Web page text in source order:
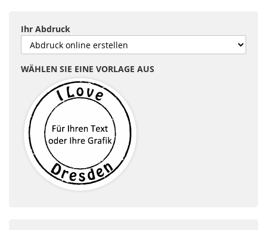
Ihr Abdruck
WÄHLEN SIE EINE VORLAGE AUS